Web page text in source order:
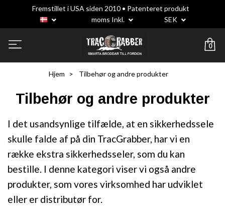
Fremstillet i USA siden 2010 • Patenteret produkt
moms Inkl.
SEK
0
Hjem Tilbehør og andre produkter
Tilbehør og andre produkter
I det usandsynlige tilfælde, at en sikkerhedssele
skulle falde af på din TracGrabber, har vi en
række ekstra sikkerhedsseler, som du kan
bestille. I denne kategori viser vi også andre
produkter, som vores virksomhed har udviklet
eller er distributør for.